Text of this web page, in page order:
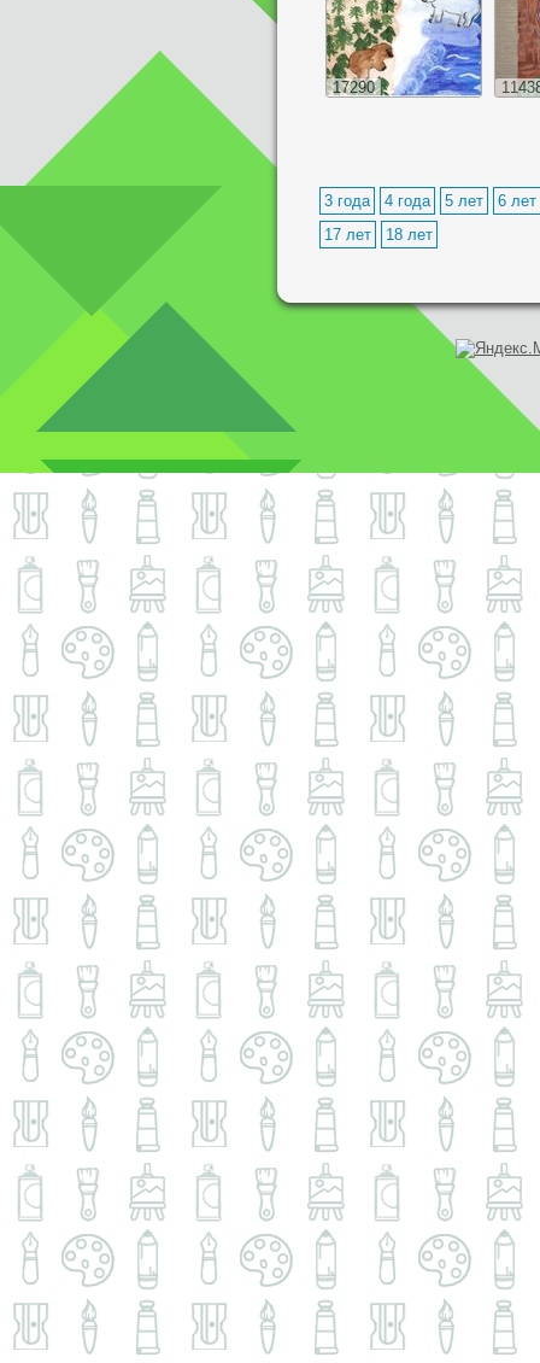
17290
3 года 4 года 5 лет
6 лет
17 лет
18 лет